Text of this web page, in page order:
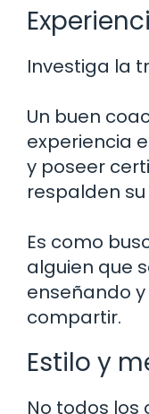
Investiga la
Un buen
experiencia
y poseer
respalden
Es como
alguien que
enseñando
compartir.
Estilo y
No todos los